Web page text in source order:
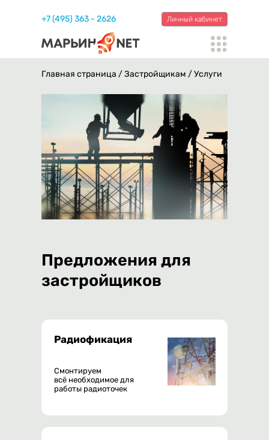
+7 (495) 363 - 2626 Личный кабинет
Главная страница /Застройщикам /Услуги
Предложения для
застройщиков
Радиофикация
Смонтируем
всё необходимое для
работы радиоточек